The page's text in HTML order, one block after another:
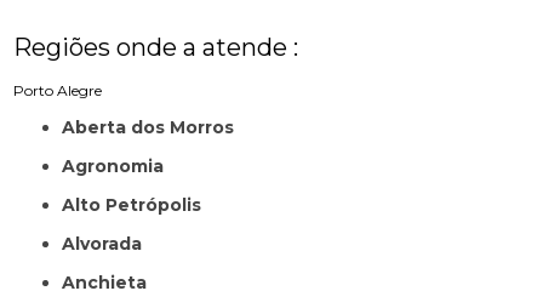
Regiões onde a atende :
Porto Alegre
Aberta dos Morros
Agronomia
Alto Petrópolis
Alvorada
Anchieta